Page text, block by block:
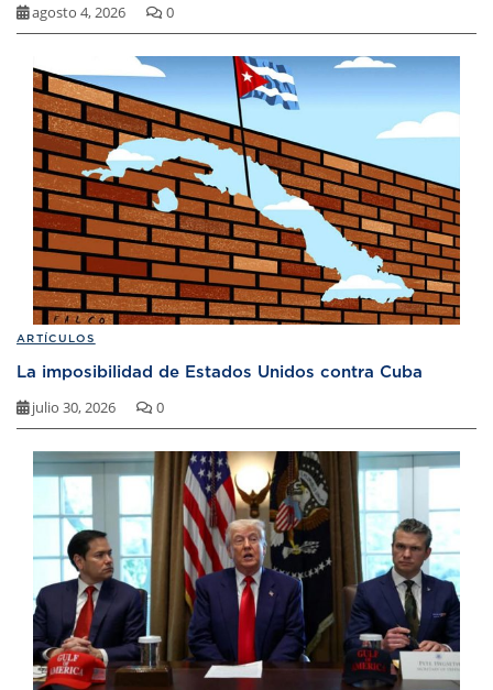
agosto 4, 2026 0
ARTÍCULOS
La imposibilidad de Estados Unidos contra Cuba
julio 30, 2026 0